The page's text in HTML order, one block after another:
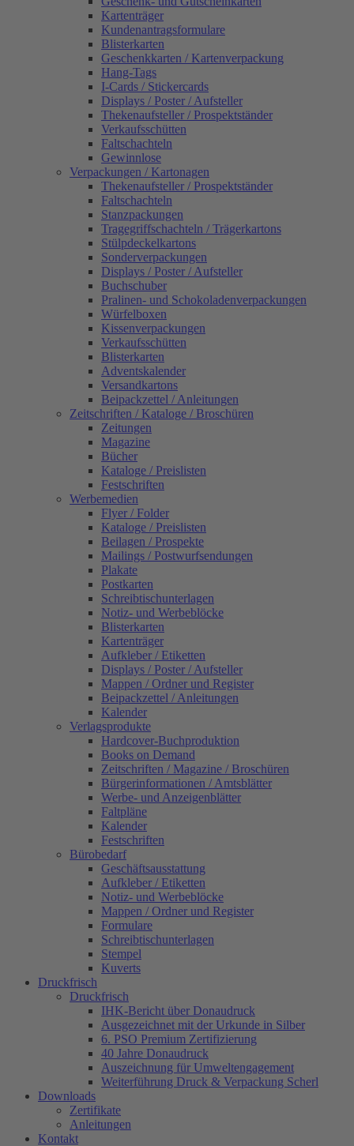
Kartenträger
Kundenantragsformulare
Blisterkarten
Geschenkkarten / Kartenverpackung
Hang-Tags
I-Cards / Stickercards
Displays / Poster / Aufsteller
Thekenaufsteller / Prospektständer
Verkaufsschütten
Faltschachteln
Gewinnlose
Verpackungen / Kartonagen
Thekenaufsteller / Prospektständer
Faltschachteln
Stanzpackungen
Tragegriffschachteln / Trägerkartons
Stülpdeckelkartons
Sonderverpackungen
Displays / Poster / Aufsteller
Buchschuber
Pralinen- und Schokoladenverpackungen
Würfelboxen
Kissenverpackungen
Verkaufsschütten
Blisterkarten
Adventskalender
Versandkartons
Beipackzettel / Anleitungen
Zeitschriften / Kataloge / Broschüren
Zeitungen
Magazine
Bücher
Kataloge / Preislisten
Festschriften
Werbemedien
Flyer / Folder
Kataloge / Preislisten
Beilagen / Prospekte
Mailings / Postwurfsendungen
Plakate
Postkarten
Schreibtischunterlagen
Notiz- und Werbeblöcke
Blisterkarten
Kartenträger
Aufkleber / Etiketten
Displays / Poster / Aufsteller
Mappen / Ordner und Register
Beipackzettel / Anleitungen
Kalender
Verlagsprodukte
Hardcover-Buchproduktion
Books on Demand
Zeitschriften / Magazine / Broschüren
Bürgerinformationen / Amtsblätter
Werbe- und Anzeigenblätter
Faltpläne
Kalender
Festschriften
Bürobedarf
Geschäftsausstattung
Aufkleber / Etiketten
Notiz- und Werbeblöcke
Mappen / Ordner und Register
Formulare
Schreibtischunterlagen
Stempel
Kuverts
Druckfrisch
Druckfrisch
IHK-Bericht über Donaudruck
Ausgezeichnet mit der Urkunde in Silber
6. PSO Premium Zertifizierung
40 Jahre Donaudruck
Auszeichnung für Umweltengagement
Weiterführung Druck & Verpackung Scherl
Downloads
Zertifikate
Anleitungen
Kontakt